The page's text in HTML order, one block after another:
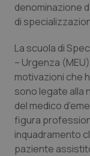
Friuli
Lazio
Liguria
Lombardia
Marche
Dermatite
Diabete &
Disturbi
Dolore
Donna &
denominazione
di
La scuola di
– Urgenza
motivazioni che
sono legate alla
del medico
figura
inquadramento
paziente